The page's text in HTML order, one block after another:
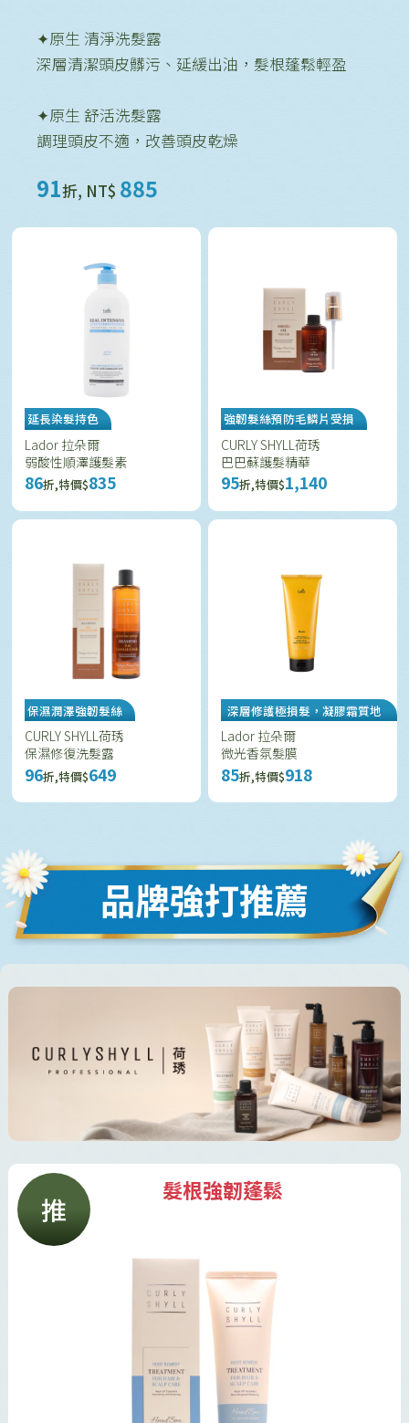
✦原生 清淨洗髮露
深層清潔頭皮髒污、延緩出油，髮根蓬鬆輕盈
✦原生 舒活洗髮露
調理頭皮不適，改善頭皮乾燥
91折, NT$ 885
延長染髮持色
Lador 拉朵爾
弱酸性順澤護髮素
86折,特價$835
強韌髮絲預防毛鱗片受損
CURLY SHYLL荷琇
巴巴蘇護髮精華
95折,特價$1,140
保濕潤澤強韌髮絲
CURLY SHYLL荷琇
保濕修復洗髮露
96折,特價$649
深層修護極損髮，凝膠霜質地
好吸收
Lador 拉朵爾
微光香氛髮膜
85折,特價$918
品牌強打推薦
髮根強韌蓬鬆
推